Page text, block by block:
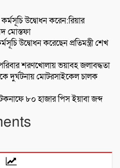
উদ্বোধন করেন:রিয়ার
মোস্তফা
উদ্বোধন করেছেন প্রতিমন্ত্রী শেখ
শরণখোলায় ভয়াবহ জলাবদ্ধতা
‌দুর্ঘটনায় মোটরসাইকেল চালক
৮০ হাজার পিস ইয়াবা জব্দ